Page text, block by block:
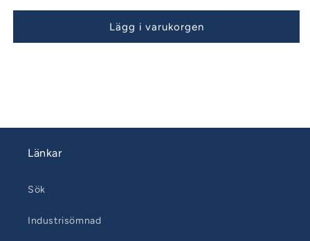
befintliga
befintliga
Lägg i varukorgen
Länkar
Sök
Industrisömnad